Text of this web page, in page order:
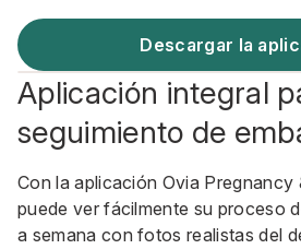
Descargar la
Aplicación integral
seguimiento de
Con la aplicación Ovia Pregnancy
puede ver fácilmente su proceso
a semana con fotos realistas del